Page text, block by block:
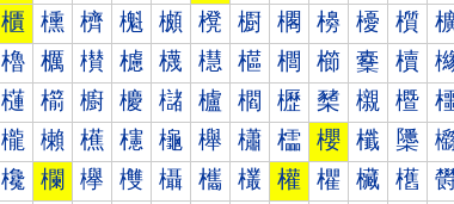
櫃 櫄 櫅 櫆 櫇 櫈 櫉 櫊 櫋 櫌 櫍
櫓 櫔 櫕 櫖 櫗 櫘 櫙 櫚 櫛 櫜 櫝
櫣 櫤 櫥 櫦 櫧 櫨 櫩 櫪 櫫 櫬 櫭
櫳 櫴 櫵 櫶 櫷 櫸 櫹 櫺 櫻 櫼 櫽
欃 欄 欅 欆 欇 欈 欉 權 欋 欌 欍